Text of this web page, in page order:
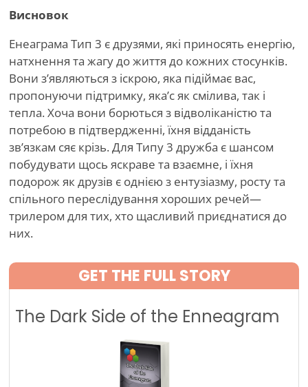
Висновок
Енеаграма Тип 3 є друзями, які приносять енергію,
натхнення та жагу до життя до кожних стосунків.
Вони з’являються з іскрою, яка підіймає вас,
пропонуючи підтримку, яка’с як смілива, так і
тепла. Хоча вони борються з відволіканістю та
потребою в підтвердженні, їхня відданість
зв’язкам сяє крізь. Для Типу 3 дружба є шансом
побудувати щось яскраве та взаємне, і їхня
подорож як друзів є однією з ентузіазму, росту та
спільного переслідування хороших речей—
трилером для тих, хто щасливий приєднатися до
них.
GET THE FULL STORY
The Dark Side of the Enneagram